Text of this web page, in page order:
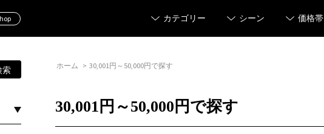
カテゴリー シーン 価格帯
ホーム > 30,001円～50,000円で探す
30,001円～50,000円で探す